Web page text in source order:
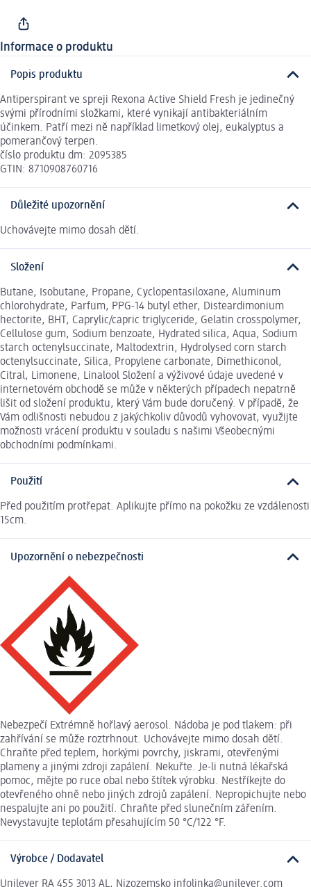
Informace o produktu
Popis produktu
Antiperspirant ve spreji Rexona Active Shield Fresh je jedinečný
svými přírodními složkami, které vynikají antibakteriálním
účinkem. Patří mezi ně například limetkový olej, eukalyptus a
pomerančový terpen.
číslo produktu dm: 2095385
GTIN: 8710908760716
Důležité upozornění
Uchovávejte mimo dosah dětí.
Složení
Butane, Isobutane, Propane, Cyclopentasiloxane, Aluminum
chlorohydrate, Parfum, PPG-14 butyl ether, Disteardimonium
hectorite, BHT, Caprylic/capric triglyceride, Gelatin crosspolymer,
Cellulose gum, Sodium benzoate, Hydrated silica, Aqua, Sodium
starch octenylsuccinate, Maltodextrin, Hydrolysed corn starch
octenylsuccinate, Silica, Propylene carbonate, Dimethiconol,
Citral, Limonene, Linalool Složení a výživové údaje uvedené v
internetovém obchodě se může v některých případech nepatrně
lišit od složení produktu, který Vám bude doručený. V případě, že
Vám odlišnosti nebudou z jakýchkoliv důvodů vyhovovat, využijte
možnosti vrácení produktu v souladu s našimi Všeobecnými
obchodními podmínkami.
Použití
Před použitím protřepat. Aplikujte přímo na pokožku ze vzdálenosti
15cm.
Upozornění o nebezpečnosti
Nebezpečí Extrémně hořlavý aerosol. Nádoba je pod tlakem: při
zahřívání se může roztrhnout. Uchovávejte mimo dosah dětí.
Chraňte před teplem, horkými povrchy, jiskrami, otevřenými
plameny a jinými zdroji zapálení. Nekuřte. Je-li nutná lékařská
pomoc, mějte po ruce obal nebo štítek výrobku. Nestříkejte do
otevřeného ohně nebo jiných zdrojů zapálení. Nepropichujte nebo
nespalujte ani po použití. Chraňte před slunečním zářením.
Nevystavujte teplotám přesahujícím 50 °C/122 °F.
Výrobce / Dodavatel
Unilever RA 455 3013 AL, Nizozemsko infolinka@unilever.com